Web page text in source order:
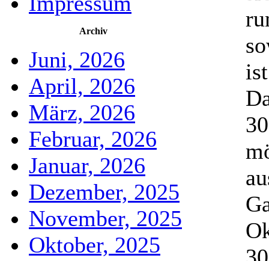
Archiv
Juni, 2026
April, 2026
März, 2026
Februar, 2026
Januar, 2026
Dezember, 2025
November, 2025
Oktober, 2025